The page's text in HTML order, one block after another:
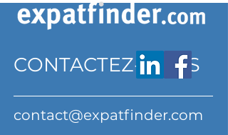
CONTACTEZ-NOUS
contact@expatfinder.com